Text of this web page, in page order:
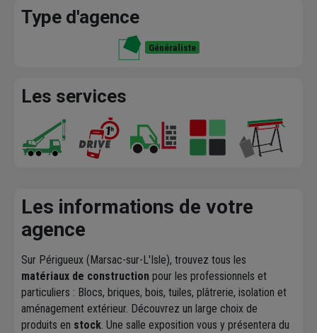
Type d'agence
Généraliste
Les services
Les informations de votre
agence
Sur Périgueux (Marsac-sur-L'Isle), trouvez tous les
matériaux de construction pour les professionnels et
particuliers : Blocs, briques, bois, tuiles, plâtrerie, isolation et
aménagement extérieur. Découvrez un large choix de
produits en stock. Une salle exposition vous y présentera du